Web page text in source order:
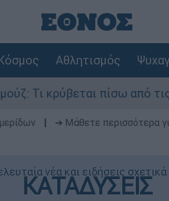
Αθλητισμός
πίσω από τις μυστικές
➔ Μάθετε περισσότερα
νέα και ειδήσεις σχετικά
ΚΑΤΑΔΥΣΕΙΣ